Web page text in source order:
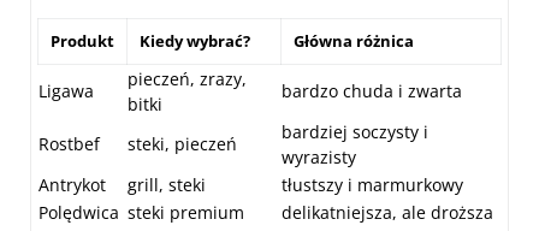
Produkt Kiedy wybrać? Główna różnica
Ligawa
pieczeń, zrazy,
bitki
bardzo chuda i zwarta
Rostbef steki, pieczeń
bardziej soczysty i
wyrazisty
Antrykot
grill, steki
tłustszy i marmurkowy
Polędwica steki premium delikatniejsza, ale droższa